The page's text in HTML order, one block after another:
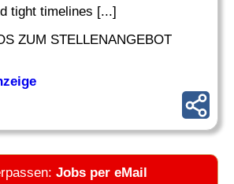
tight timelines [...]
ZUM STELLENANGEBOT
Jobs per eMail